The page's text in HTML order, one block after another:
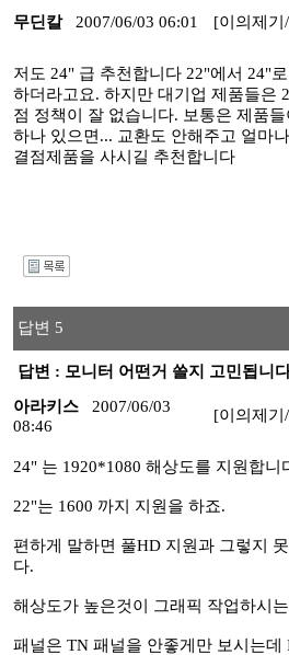
무딘칼 2007/06/03 06:01 [이의제기
저도 24" 급 추천합니다 22"에서 24"
하더라고요. 하지만 대기업 제품들은
점 정책이 잘 없습니다. 보통은 제품
하나 있으면... 교환도 안해주고 얼마
결점제품을 사시길 추천합니다
답변 5
답변 : 모니터 어떤거 쓸지 고민됩니
아라키스
2007/06/03
08:46
[이의제기
24" 는 1920*1080 해상도를 지원합니
22"는 1600 까지 지원을 하죠.
편하게 말하면 풀HD 지원과 그렇지
다.
해상도가 높은것이 그래픽 작업하시
패널은 TN 패널을 안좋게만 보시는데